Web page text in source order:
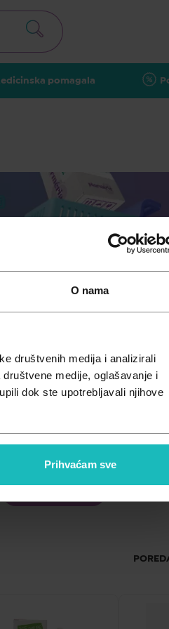
O nama
društvenih medija i analizirali
medije, oglašavanje i
dok ste upotrebljavali njihove
Prihvaćam sve
pomagala
Prikaži